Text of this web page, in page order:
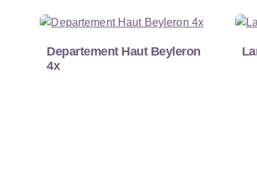
Departement Haut Beyleron
4x